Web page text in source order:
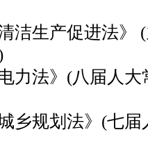
洁生产促进法》
力法》(八届人
乡规划法》(七